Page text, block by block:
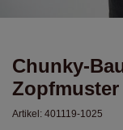
Chunky-
Zopfmuster
Artikel: 401119-1025